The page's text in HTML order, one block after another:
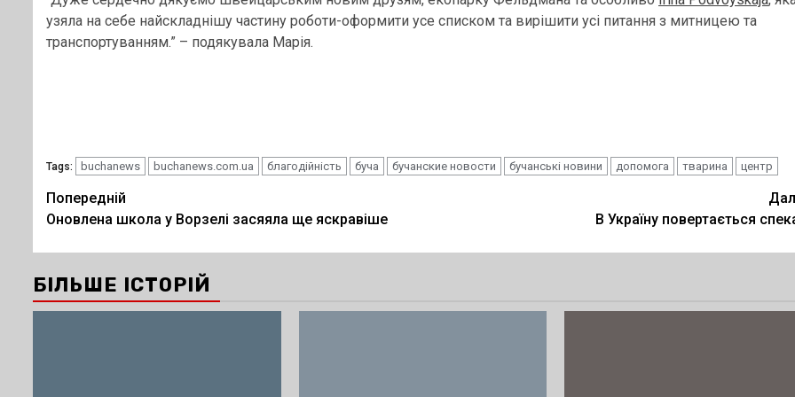
узяла на себе найскладнішу частину роботи-оформити усе списком та вирішити усі питання з митницею та
транспортуванням.” – подякувала Марія.
Tags: buchanews buchanews.com.ua благодійність буча бучанские новости бучанські новини допомога тварина центр
Post
navigation
Попередній
Оновлена школа у Ворзелі засяяла ще яскравіше
В Україну повертається
БІЛЬШЕ ІСТОРІЙ